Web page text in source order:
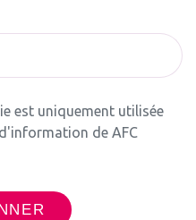
est uniquement utilisée
de AFC